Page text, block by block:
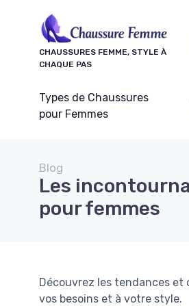
CHAUSSURES FEMME, STYLE À
CHAQUE PAS
Types de Chaussures
pour Femmes
Blog
Les
pour femmes
Découvrez les tendances et
vos besoins et à votre style.